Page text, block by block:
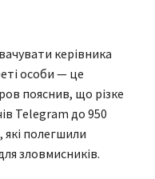
керівника
особи — це
пояснив, що різке
Telegram до 950
полегшили
зловмисників.